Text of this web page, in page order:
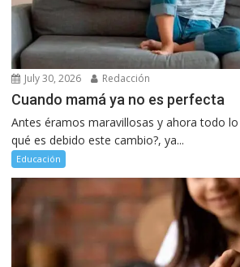
July 30, 2026 Redacción
Cuando mamá ya no es perfecta
Antes éramos maravillosas y ahora todo
qué es debido este cambio?, ya...
Educación